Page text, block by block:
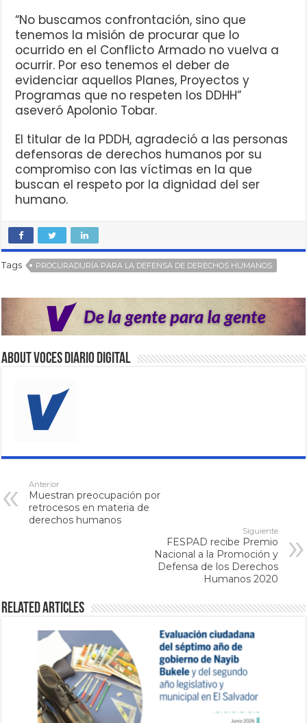
“No buscamos confrontación, sino que
tenemos la misión de procurar que lo
ocurrido en el Conflicto Armado no vuelva a
ocurrir. Por eso tenemos el deber de
evidenciar aquellos Planes, Proyectos y
Programas que no respeten los DDHH”
aseveró Apolonio Tobar.
El titular de la PDDH, agradeció a las personas
defensoras de derechos humanos por su
compromiso con las víctimas en la que
buscan el respeto por la dignidad del ser
humano.
Tags PROCURADURÍA PARA LA DEFENSA DE DERECHOS HUMANOS
About VOCES Diario digital
Anterior
Muestran preocupación por
retrocesos en materia de
derechos humanos
Siguiente
FESPAD recibe Premio
Nacional a la Promoción y
Defensa de los Derechos
Humanos 2020
Related Articles